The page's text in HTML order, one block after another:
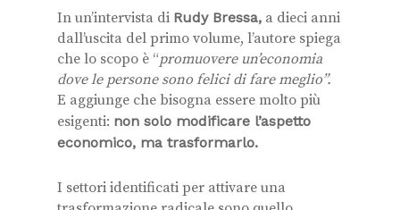
In un’intervista di Rudy Bressa, a dieci anni
dall’uscita del primo volume, l’autore spiega
che lo scopo è “promuovere un’economia
dove le persone sono felici di fare meglio”.
E aggiunge che bisogna essere molto più
esigenti: non solo modificare l’aspetto
economico, ma trasformarlo.
I settori identificati per attivare una